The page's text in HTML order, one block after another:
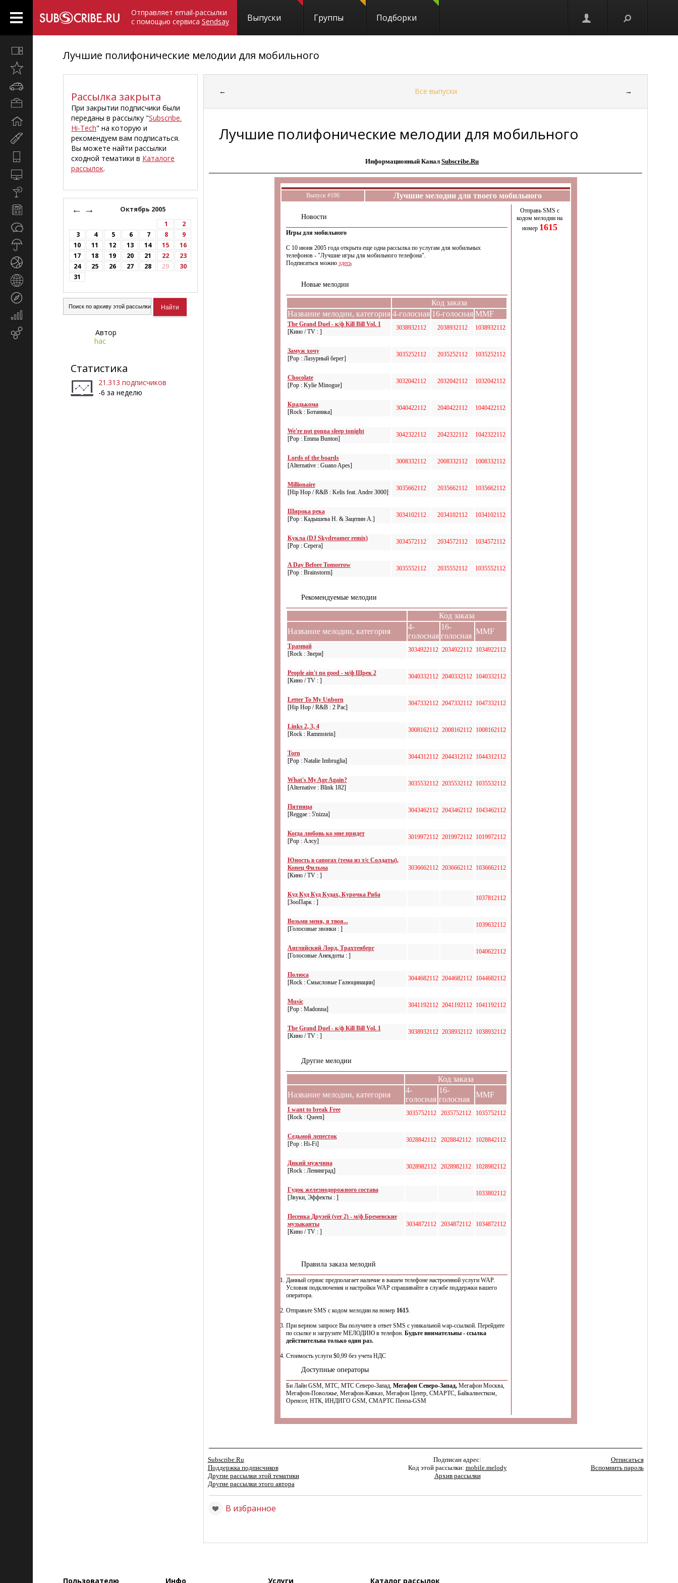
Отправляет email-рассылки
с помощью сервиса Sendsay Выпуски Группы Подборки
недавно
Компьютеры
Культура,
регионы
Экономика
Лучшие полифонические мелодии для мобильного
Рассылка закрыта
При закрытии подписчики были
переданы в рассылку "Subscribe.
Hi-Tech" на которую и
рекомендуем вам подписаться.
Вы можете найти рассылки
сходной тематики в Каталоге
рассылок.
← Октябрь 2005
→
1
2
3
4 5 6 7 8
9
10
11 12 13 14 15
16
17
18 19 20 21 22
23
24
25 26 27 28 29
30
31
Автор
hac
Статистика
21.313 подписчиков
-6 за неделю
← Все выпуски →
Лучшие полифонические мелодии для мобильного
Информационный Канал Subscribe.Ru
Выпуск #196 Лучшие мелодии для твоего мобильного
Новости
Игры для мобильного
С 10 июня 2005 года открыта еще одна рассылка по услугам для мобильных
телефонов - "Лучшие игры для мобильного телефона".
Подписаться можно здесь
Новые мелодии
Код заказа
Название мелодии, категория 4-голосная 16-голосная MMF
The Grand Duel - к/ф Kill Bill Vol. 1
[Кино / TV : ]
3038932112 2038932112 1038932112
Замуж хочу
[Pop : Лазурный берег]
3035252112 2035252112 1035252112
Chocolate
[Pop : Kylie Minogue]
3032042112 2032042112 1032042112
Крадькома
[Rock : Ботаника]
3040422112 2040422112 1040422112
We're not gonna sleep tonight
[Pop : Emma Bunton]
3042322112 2042322112 1042322112
Lords of the boards
[Alternative : Guano Apes]
3008332112 2008332112 1008332112
Millionaire
[Hip Hop / R&B : Kelis feat. Andre 3000]
3035662112 2035662112 1035662112
Широка река
[Pop : Кадышева Н. & Зацепин А.]
3034102112 2034102112 1034102112
Кукла (DJ Skydreamer remix)
[Pop : Серега]
3034572112 2034572112 1034572112
A Day Before Tomorrow
[Pop : Brainstorm]
3035552112 2035552112 1035552112
Рекомендуемые мелодии
Код заказа
Название мелодии, категория
4-
голосная
16-
голосная
MMF
Трамвай
[Rock : Звери]
3034922112 2034922112 1034922112
People ain't no good - м/ф Шрек 2
[Кино / TV : ]
3040332112 2040332112 1040332112
Letter To My Unborn
[Hip Hop / R&B : 2 Pac]
3047332112 2047332112 1047332112
Links 2, 3, 4
[Rock : Rammstein]
3008162112 2008162112 1008162112
Torn
[Pop : Natalie Imbruglia]
3044312112 2044312112 1044312112
What's My Age Again?
[Alternative : Blink 182]
3035532112 2035532112 1035532112
Пятница
[Reggae : 5'nizza]
3043462112 2043462112 1043462112
Когда любовь ко мне придет
[Pop : Алсу]
3019972112 2019972112 1019972112
Юность в сапогах (тема из т/с Солдаты),
Конец Фильма
[Кино / TV : ]
3036662112 2036662112 1036662112
Куд Куд Куд Кудах, Курочка Ряба
[ЗооПарк : ]
1037812112
Возьми меня, я твоя...
[Голосовые звонки : ]
1039632112
Английский Лорд, Трахтенберг
[Голосовые Анекдоты : ]
1040622112
Полюса
[Rock : Смысловые Галюцинации]
3044682112 2044682112 1044682112
Music
[Pop : Madonna]
3041192112 2041192112 1041192112
The Grand Duel - к/ф Kill Bill Vol. 1
[Кино / TV : ]
3038932112 2038932112 1038932112
Другие мелодии
Код заказа
Название мелодии, категория
4-
голосная
16-
голосная
MMF
I want to break Free
[Rock : Queen]
3035752112 2035752112 1035752112
Седьмой лепесток
[Pop : Hi-Fi]
3028842112 2028842112 1028842112
Дикий мужчина
[Rock : Ленинград]
3028982112 2028982112 1028982112
Гудок железнодорожного состава
[Звуки, Эффекты : ]
1033802112
Песенка Друзей (ver 2) - м/ф Бременские
музыканты
[Кино / TV : ]
3034872112 2034872112 1034872112
Правила заказа мелодий
Данный сервис предполагает наличие в вашем телефоне настроенной услуги WAP.
Условия подключения и настройки WAP спрашивайте в службе поддержки вашего
оператора.
Отправьте SMS с кодом мелодии на номер 1615.
При верном запросе Вы получите в ответ SMS с уникальной wap-cсылкой. Перейдите
по ссылке и загрузите МЕЛОДИЮ в телефон. Будьте внимательны - ссылка
действительна только один раз.
Стоимость услуги $0,99 без учета НДС
Доступные операторы
Би Лайн GSM, МТС, МТС Северо-Запад, Мегафон Северо-Запад,Мегафон Москва,
Мегафон-Поволжье, Мегафон-Кавказ, Мегафон Центр, СМАРТС, Байкалвестком,
Оренсот, НТК, ИНДИГО GSM, СМАРТС Пенза-GSM
Отправь SMS с
кодом мелодии на
номер 1615
Subscribe.Ru
Поддержка подписчиков
Другие рассылки этой тематики
Другие рассылки этого автора
Подписан адрес:
Код этой рассылки: mobile.melody
Архив рассылки
Отписаться
Вспомнить пароль
В избранное
Пользователю Инфо Услуги Каталог рассылок